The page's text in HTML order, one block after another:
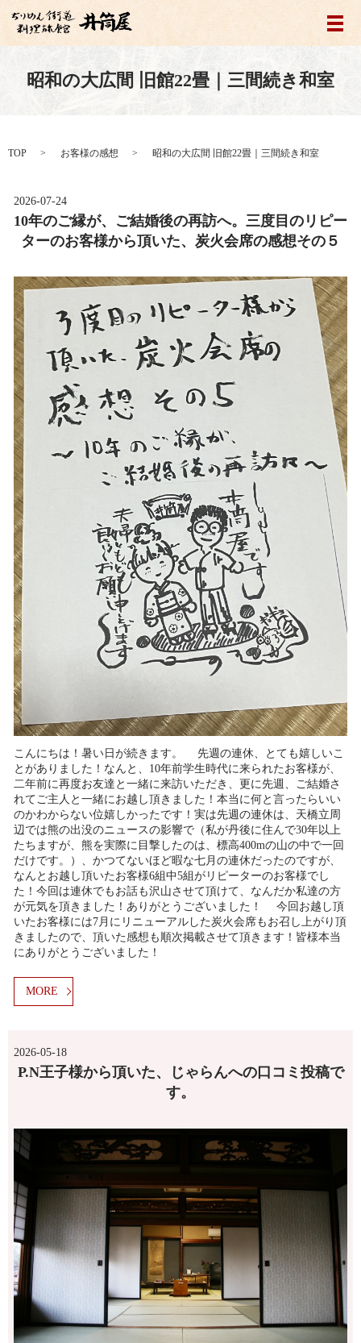
メ
昭和の大広間 旧館22畳｜三間続き和室
TOP お客様の感想 昭和の大広間 旧館22畳｜三間続き和室
2026-07-24
10年のご縁が、ご結婚後の再訪へ。三度目のリピー
ターのお客様から頂いた、炭火会席の感想その５
こんにちは！暑い日が続きます。 先週の連休、とても嬉しいこ
とがありました！なんと、10年前学生時代に来られたお客様が、
二年前に再度お友達と一緒に来訪いただき、更に先週、ご結婚さ
れてご主人と一緒にお越し頂きました！本当に何と言ったらいい
のかわからない位嬉しかったです！実は先週の連休は、天橋立周
辺では熊の出没のニュースの影響で（私が丹後に住んで30年以上
たちますが、熊を実際に目撃したのは、標高400mの山の中で一回
だけです。）、かつてないほど暇な七月の連休だったのですが、
なんとお越し頂いたお客様6組中5組がリピーターのお客様でし
た！今回は連休でもお話も沢山させて頂けて、なんだか私達の方
が元気を頂きました！ありがとうございました！ 今回お越し頂
いたお客様には7月にリニューアルした炭火会席もお召し上がり頂
きましたので、頂いた感想も順次掲載させて頂きます！皆様本当
にありがとうございました！
MORE
2026-05-18
P.N王子様から頂いた、じゃらんへの口コミ投稿で
す。